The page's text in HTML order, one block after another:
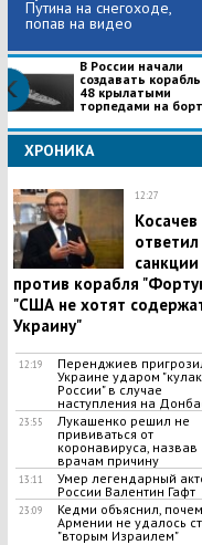
Путина на снегоходе,
попав на видео
В России начали
создавать корабль
48 крылатыми
торпедами на
ХРОНИКА
12:27
Косачев
ответил
санкции
против корабля
"США не хотят
Украину"
12:19
Перенджиев
Украине ударом
России" в случае
наступления на
23:55
Лукашенко решил не
прививаться от
коронавируса, назвав
врачам причину
13:11
Умер легендарный
России Валентин Гафт
23:09
Кедми объяснил,
Армении не удалось
"вторым Израилем"